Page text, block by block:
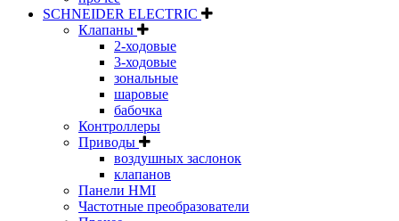
SCHNEIDER ELECTRIC
Клапаны
2-ходовые
3-ходовые
зональные
шаровые
бабочка
Контроллеры
Приводы
воздушных заслонок
клапанов
Панели HMI
Частотные преобразователи